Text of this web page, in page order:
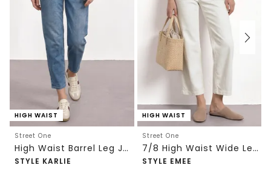
HIGH WAIST
Street One
High Waist Barrel Leg Jeans im Loose Fit
STYLE KARLIE
HIGH WAIST
Street One
7/8 High Waist Wide Leg Jeans im Loose Fit
STYLE EMEE